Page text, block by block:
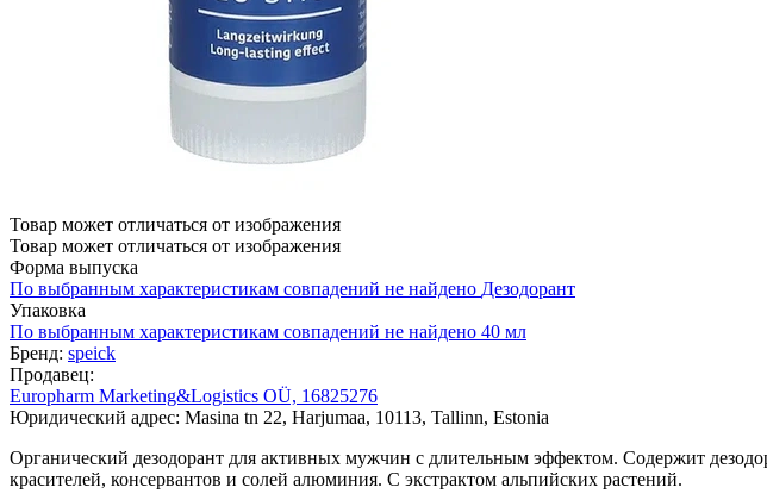
Товар может отличаться от изображения
Товар может отличаться от изображения
Форма выпуска
По выбранным характеристикам совпадений не найдено Дезодорант
Упаковка
По выбранным характеристикам совпадений не найдено 40 мл
Бренд: speick
Продавец:
Europharm Marketing&Logistics OÜ, 16825276
Юридический адрес: Masina tn 22, Harjumaa, 10113, Tallinn, Estonia
Органический дезодорант для активных мужчин с длительным эффектом. Содержит
красителей, консервантов и солей алюминия. С экстрактом альпийских растений.